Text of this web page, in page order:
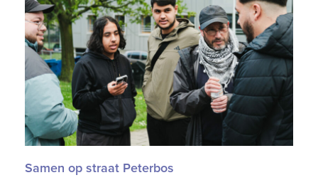
Samen op straat Peterbos